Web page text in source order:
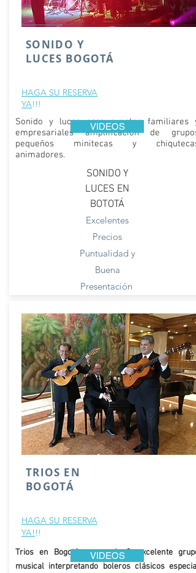
SONIDO Y
LUCES BOGOTÁ
HAGA SU RESERVA
YA!!!
Sonido y luces para eventos familiares y
empresariales amplificación de grupos
pequeños minitecas y chiqutecas
animadores.
VIDEOS
SONIDO Y
LUCES EN
BOTOTÁ
Excelentes
Precios
Puntualidad y
Buena
Presentación
TRIOS EN
BOGOTÁ
HAGA SU RESERVA
YA!!!
Trios en Bogotá, grupo de 3. excelente grupo
musical interpretando boleros clásicosespecial
VIDEOS